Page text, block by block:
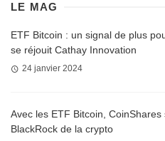
LE MAG
ETF Bitcoin : un signal de plus
se réjouit Cathay Innovation
24 janvier 2024
Avec les ETF Bitcoin,
BlackRock de la crypto